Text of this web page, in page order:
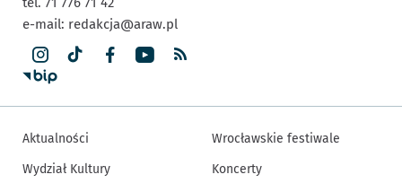
e-mail: redakcja@araw.pl
Aktualności
Wydział Kultury
Wrocławskie festiwale
Koncerty